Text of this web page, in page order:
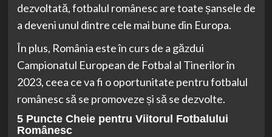
dezvoltată, fotbalul românesc are toate șansele de
a deveni unul dintre cele mai bune din Europa.
În plus, România este în curs de a găzdui
Campionatul European de Fotbal al Tinerilor în
2023, ceea ce va fi o oportunitate pentru fotbalul
românesc să se promoveze și să se dezvolte.
5 Puncte Cheie pentru Viitorul Fotbalului
Românesc